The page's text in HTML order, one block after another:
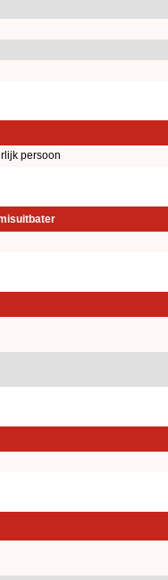
persoon